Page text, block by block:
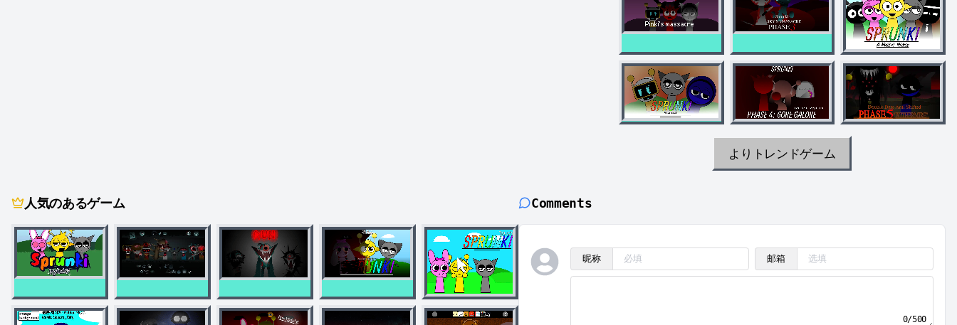
よりトレンドゲーム
人気のあるゲーム Comments
昵称 邮箱
0/500